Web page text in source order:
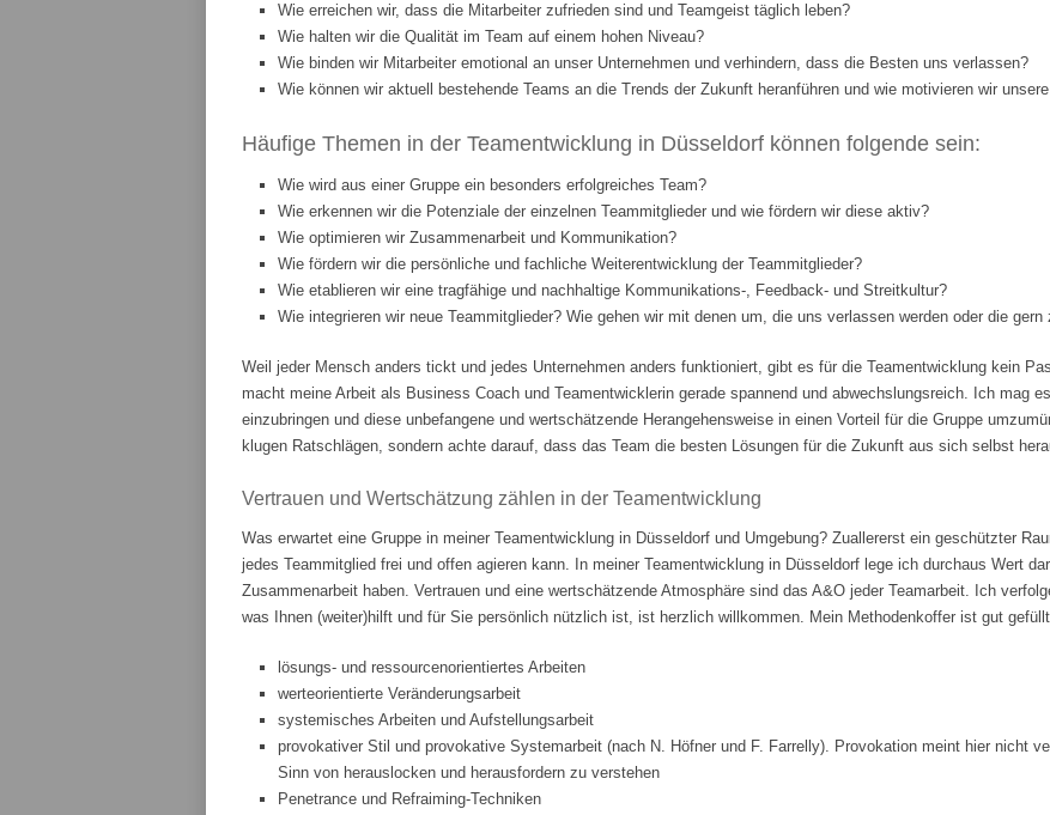
Wie erreichen wir, dass die Mitarbeiter zufrieden sind und Teamgeist täglich leben?
Wie halten wir die Qualität im Team auf einem hohen Niveau?
Wie binden wir Mitarbeiter emotional an unser Unternehmen und verhindern, dass die Besten uns verlassen?
Wie können wir aktuell bestehende Teams an die Trends der Zukunft heranführen und wie motivieren wir
Häufige Themen in der Teamentwicklung in Düsseldorf können folgende sein:
Wie wird aus einer Gruppe ein besonders erfolgreiches Team?
Wie erkennen wir die Potenziale der einzelnen Teammitglieder und wie fördern wir diese aktiv?
Wie optimieren wir Zusammenarbeit und Kommunikation?
Wie fördern wir die persönliche und fachliche Weiterentwicklung der Teammitglieder?
Wie etablieren wir eine tragfähige und nachhaltige Kommunikations-, Feedback- und Streitkultur?
Wie integrieren wir neue Teammitglieder? Wie gehen wir mit denen um, die uns verlassen werden oder die
Weil jeder Mensch anders tickt und jedes Unternehmen anders funktioniert, gibt es für die Teamentwicklung kein
macht meine Arbeit als Business Coach und Teamentwicklerin gerade spannend und abwechslungsreich. Ich mag
einzubringen und diese unbefangene und wertschätzende Herangehensweise in einen Vorteil für die Gruppe
klugen Ratschlägen, sondern achte darauf, dass das Team die besten Lösungen für die Zukunft aus sich selbst
Vertrauen und Wertschätzung zählen in der Teamentwicklung
Was erwartet eine Gruppe in meiner Teamentwicklung in Düsseldorf und Umgebung? Zuallererst ein geschützter
jedes Teammitglied frei und offen agieren kann. In meiner Teamentwicklung in Düsseldorf lege ich durchaus Wert
Zusammenarbeit haben. Vertrauen und eine wertschätzende Atmosphäre sind das A&O jeder Teamarbeit. Ich
was Ihnen (weiter)hilft und für Sie persönlich nützlich ist, ist herzlich willkommen. Mein Methodenkoffer ist gut
lösungs- und ressourcenorientiertes Arbeiten
werteorientierte Veränderungsarbeit
systemisches Arbeiten und Aufstellungsarbeit
provokativer Stil und provokative Systemarbeit (nach N. Höfner und F. Farrelly). Provokation meint hier nicht
Sinn von herauslocken und herausfordern zu verstehen
Penetrance und Refraiming-Techniken